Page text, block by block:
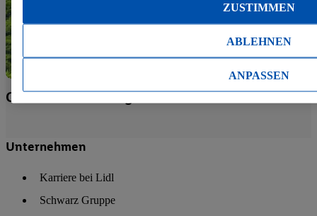
Grundsatzerklärungen Lidl in Deutschland
Unternehmen
Karriere bei Lidl
Schwarz Gruppe
ABLEHNEN
ZUSTIMMEN
ANPASSEN